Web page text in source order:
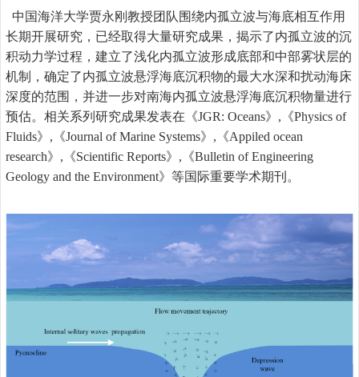
中国海洋大学贾永刚教授团队围绕内孤立波与海底相互作用
长期开展研究，已经取得大量研究成果，揭示了内孤立波的沉
积动力学过程，建立了浅化内孤立波形成底部和中部雾状层的
机制，确定了内孤立波悬浮海底沉积物的最大水深和扰动海床
深度的范围，并进一步对南海内孤立波悬浮海底沉积物量进行
预估。相关系列研究成果发表在《JGR: Oceans》 , 《Physics of
Fluids》 , 《Journal of Marine Systems》 , 《Appiled ocean
research》 , 《Scientific Reports》 , 《Bulletin of Engineering
Geology and the Environment》等国际重要学术期刊。